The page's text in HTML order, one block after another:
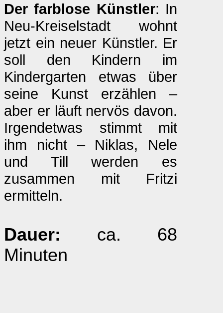
Der farblose Künstler: In
Neu-Kreiselstadt wohnt
jetzt ein neuer Künstler. Er
soll den Kindern im
Kindergarten etwas über
seine Kunst erzählen –
aber er läuft nervös davon.
Irgendetwas stimmt mit
ihm nicht – Niklas, Nele
und Till werden es
zusammen mit Fritzi
ermitteln.
Dauer: ca. 68
Minuten